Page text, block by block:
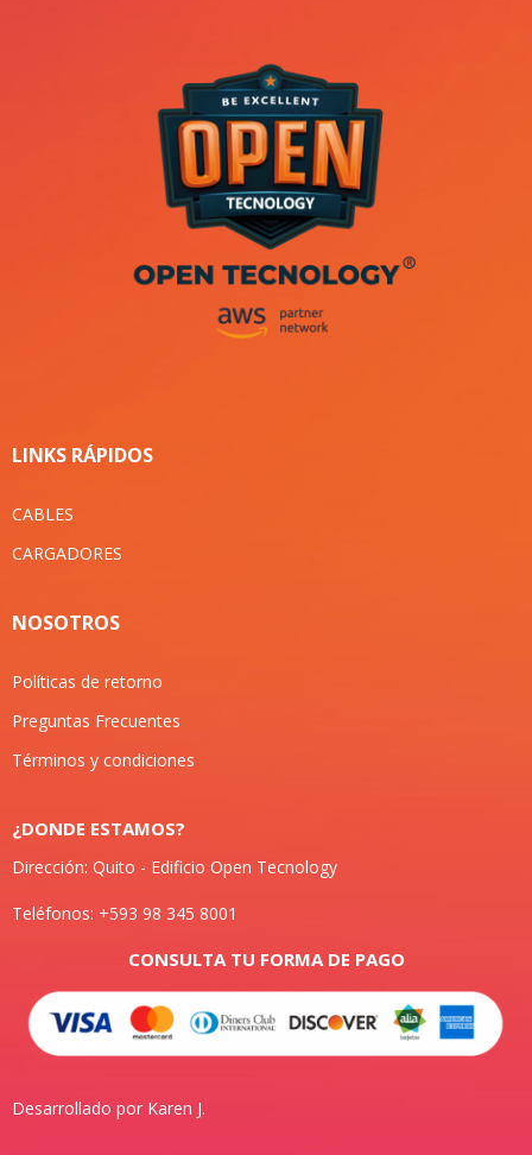
LINKS RÁPIDOS
CABLES
CARGADORES
NOSOTROS
Políticas de retorno
Preguntas Frecuentes
Términos y condiciones
¿DONDE ESTAMOS?
Dirección: Quito - Edificio Open Tecnology
Teléfonos: +593 98 345 8001
CONSULTA TU FORMA DE PAGO
Desarrollado por Karen J.